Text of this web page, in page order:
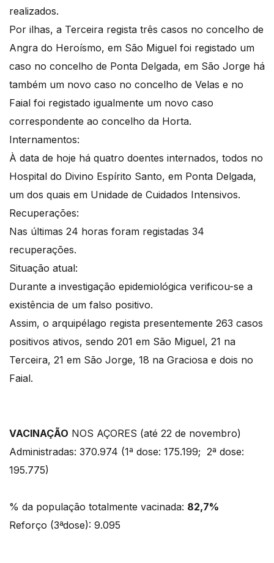
realizados.
Por ilhas, a Terceira regista três casos no concelho de
Angra do Heroísmo, em São Miguel foi registado um
caso no concelho de Ponta Delgada, em São Jorge há
também um novo caso no concelho de Velas e no
Faial foi registado igualmente um novo caso
correspondente ao concelho da Horta.
Internamentos:
À data de hoje há quatro doentes internados, todos no
Hospital do Divino Espírito Santo, em Ponta Delgada,
um dos quais em Unidade de Cuidados Intensivos.
Recuperações:
Nas últimas 24 horas foram registadas 34
recuperações.
Situação atual:
Durante a investigação epidemiológica verificou-se a
existência de um falso positivo.
Assim, o arquipélago regista presentemente 263 casos
positivos ativos, sendo 201 em São Miguel, 21 na
Terceira, 21 em São Jorge, 18 na Graciosa e dois no
Faial.
VACINAÇÃO NOS AÇORES (até 22 de novembro)
Administradas: 370.974 (1ª dose: 175.199; 2ª dose:
195.775)
% da população totalmente vacinada: 82,7%
Reforço (3ªdose): 9.095